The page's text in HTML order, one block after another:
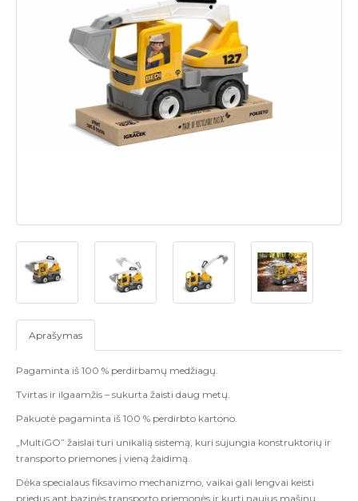
Aprašymas
Pagaminta iš 100 % perdirbamų medžiagų.
Tvirtas ir ilgaamžis – sukurta žaisti daug metų.
Pakuotė pagaminta iš 100 % perdirbto kartono.
„MultiGO” žaislai turi unikalią sistemą, kuri sujungia konstruktorių ir
transporto priemones į vieną žaidimą.
Dėka specialaus fiksavimo mechanizmo, vaikai gali lengvai keisti
priedus ant bazinės transporto priemonės ir kurti naujus mašinų